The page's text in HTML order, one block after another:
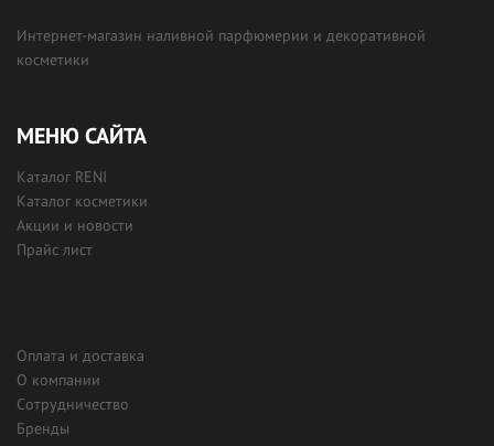
Интернет-магазин наливной парфюмерии и декоративной
косметики
МЕНЮ САЙТА
Каталог RENI
Каталог косметики
Акции и новости
Прайс лист
Оплата и доставка
О компании
Сотрудничество
Бренды